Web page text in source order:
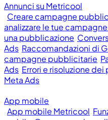
Annunci su Metricool
Creare campagne
analizzare le tue
una pubblicazione
Ads Raccomandazioni di
campagne pubblicitarie
Ads Errori e risoluzione
Meta Ads
App mobile
App mobile Metricool